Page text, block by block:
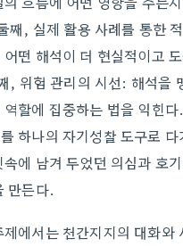
째, 실제 활용 사례를 통한
어떤 해석이 더 현실적이고
, 위험 관리의 시선: 해석을
역할에 집중하는 법을 익힌
하나의 자기성찰 도구로
에 남겨 두었던 의심과 호
만든다.
제에서는 천간지지의 대화와